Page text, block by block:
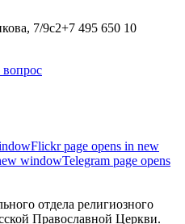
7/9с2+7 495 650 10
вопрос
Flickr page opens in new
windowTelegram page opens
отдела религиозного
Православной Церкви.